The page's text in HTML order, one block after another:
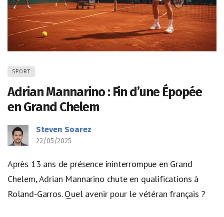
SPORT
Adrian Mannarino : Fin d’une Épopée
en Grand Chelem
Steven Soarez
22/05/2025
Après 13 ans de présence ininterrompue en Grand
Chelem, Adrian Mannarino chute en qualifications à
Roland-Garros. Quel avenir pour le vétéran français ?